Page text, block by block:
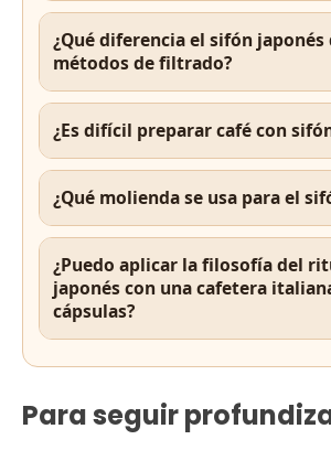
¿Qué diferencia el sifón
métodos de filtrado?
¿Es difícil preparar café con
¿Qué molienda se usa para el
¿Puedo aplicar la filosofía del
japonés con una cafetera
cápsulas?
Para seguir